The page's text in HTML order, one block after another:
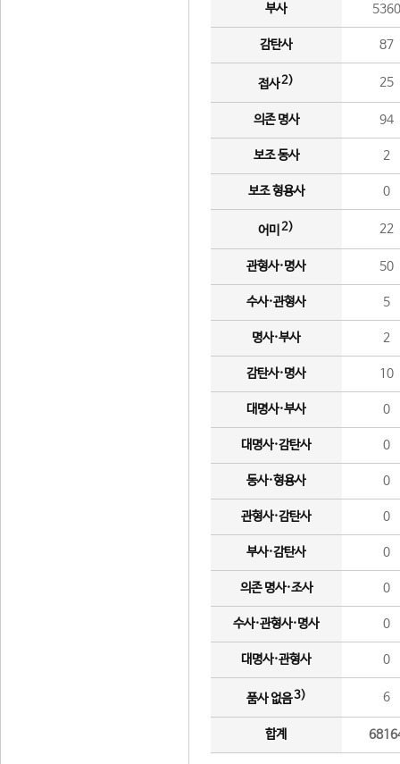
부사 5360
감탄사 87
접사2) 25
의존 명사 94
보조 동사 2
보조 형용사 0
어미 2) 22
관형사·명사 50
수사·관형사 5
명사·부사 2
감탄사·명사 10
대명사·부사 0
대명사·감탄사 0
동사·형용사 0
관형사·감탄사 0
부사·감탄사 0
의존 명사·조사 0
수사·관형사·명사 0
대명사·관형사 0
품사 없음3) 6
합계